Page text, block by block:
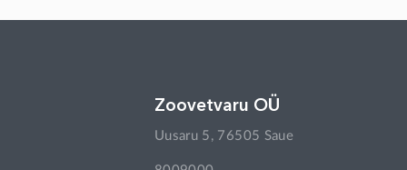
Zoovetvaru OÜ
Uusaru 5, 76505 Saue